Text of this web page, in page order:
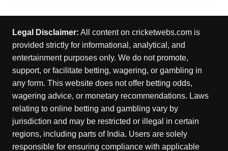
Legal Disclaimer: All content on cricketwebs.com is
provided strictly for informational, analytical, and
entertainment purposes only. We do not promote,
support, or facilitate betting, wagering, or gambling in
any form. This website does not offer betting odds,
wagering advice, or monetary recommendations. Laws
relating to online betting and gambling vary by
jurisdiction and may be restricted or illegal in certain
regions, including parts of India. Users are solely
responsible for ensuring compliance with applicable